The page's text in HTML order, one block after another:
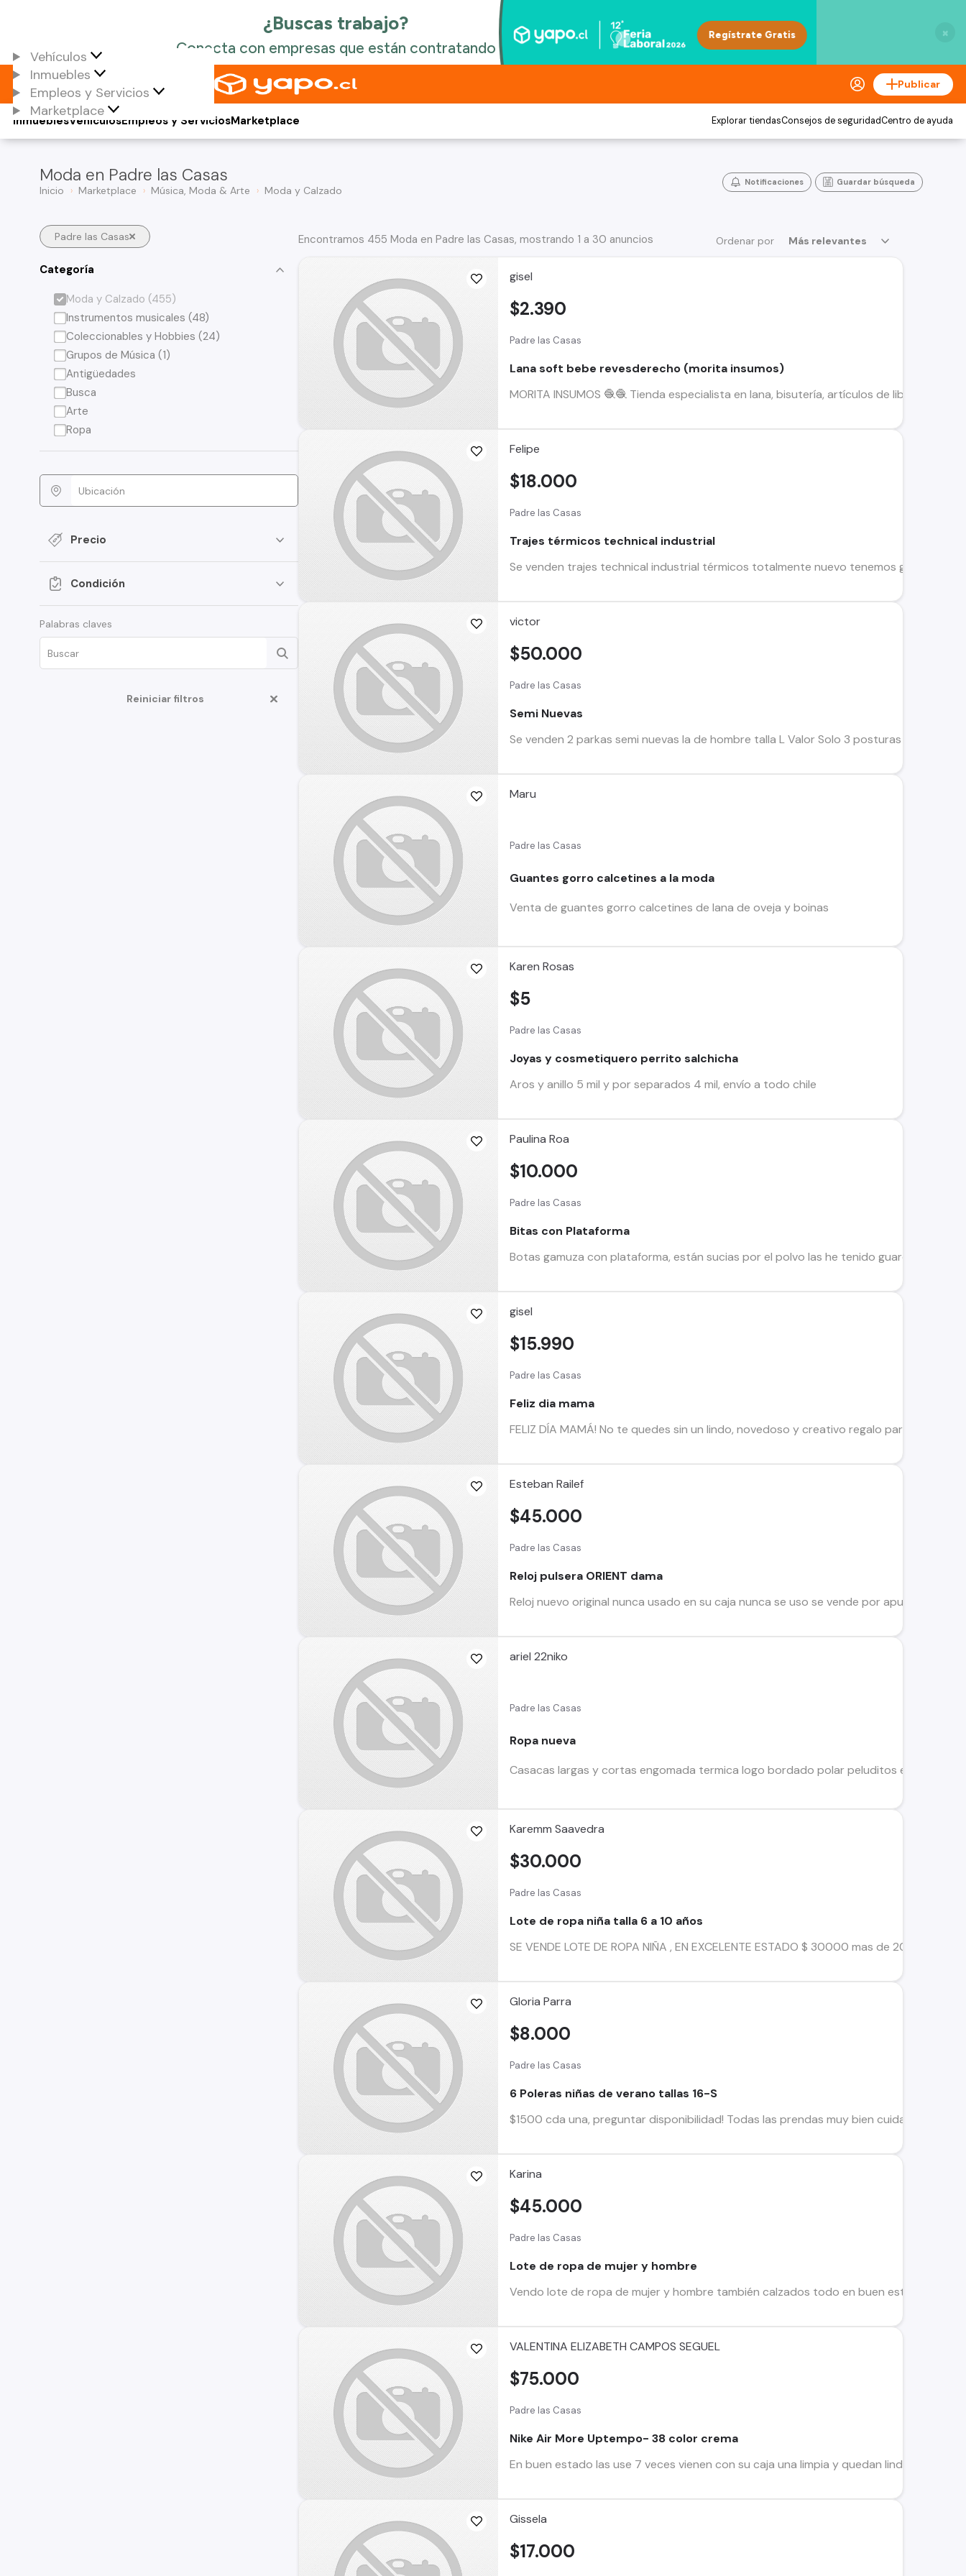
×
Vehículos
Inmuebles
Empleos y Servicios
Marketplace
Publicar
Vehículos
Inmuebles Empleos y ServiciosMarketplace Explorar tiendasConsejos de seguridadCentro de ayuda
Moda en Padre las Casas
Inicio Marketplace Música, Moda & Arte Moda y Calzado
Notificaciones Guardar búsqueda
Padre las Casas
Categoría
Moda y Calzado (455)
Instrumentos musicales (48)
Coleccionables y Hobbies (24)
Grupos de Música (1)
Antigüedades
Busca
Arte
Ropa
Precio
Condición
Palabras claves
Reiniciar filtros
Ordenar por Más relevantes
Encontramos 455 Moda en Padre las Casas, mostrando 1 a 30 anuncios
gisel
Padre las Casas
Lana soft bebe revesderecho (morita insumos)
MORITA INSUMOS 🧶🧶 Tienda especialista en lana, bisutería, artículos de librería
$2.390
Felipe
Padre las Casas
Trajes térmicos technical industrial
Se venden trajes technical industrial térmicos totalmente nuevo tenemos gran
$18.000
victor
Padre las Casas
Semi Nuevas
Se venden 2 parkas semi nuevas la de hombre talla L Valor Solo 3 posturas 50.000
$50.000
Maru
Padre las Casas
Guantes gorro calcetines a la moda
Venta de guantes gorro calcetines de lana de oveja y boinas
Karen Rosas
Padre las Casas
Joyas y cosmetiquero perrito salchicha
Aros y anillo 5 mil y por separados 4 mil, envío a todo chile
$5
Paulina Roa
Padre las Casas
Bitas con Plataforma
Botas gamuza con plataforma, están sucias por el polvo las he tenido guardadas, son
$10.000
gisel
Padre las Casas
Feliz dia mama
FELIZ DÍA MAMÁ! No te quedes sin un lindo, novedoso y creativo regalo para todas las
$15.990
Esteban Railef
Padre las Casas
Reloj pulsera ORIENT dama
Reloj nuevo original nunca usado en su caja nunca se uso se vende por apuro
$45.000
ariel 22niko
Padre las Casas
Ropa nueva
Casacas largas y cortas engomada termica logo bordado polar peluditos engomado
Karemm Saavedra
Padre las Casas
Lote de ropa niña talla 6 a 10 años
SE VENDE LOTE DE ROPA NIÑA , EN EXCELENTE ESTADO $ 30000 mas de 20
$30.000
Gloria Parra
Padre las Casas
6 Poleras niñas de verano tallas 16-S
$1500 cda una, preguntar disponibilidad! Todas las prendas muy bien cuidadas!!
$8.000
Karina
Padre las Casas
Lote de ropa de mujer y hombre
Vendo lote de ropa de mujer y hombre también calzados todo en buen estado
$45.000
VALENTINA ELIZABETH CAMPOS SEGUEL
Padre las Casas
Nike Air More Uptempo- 38 color crema
En buen estado las use 7 veces vienen con su caja una limpia y quedan lindas
$75.000
Gissela
$17.000